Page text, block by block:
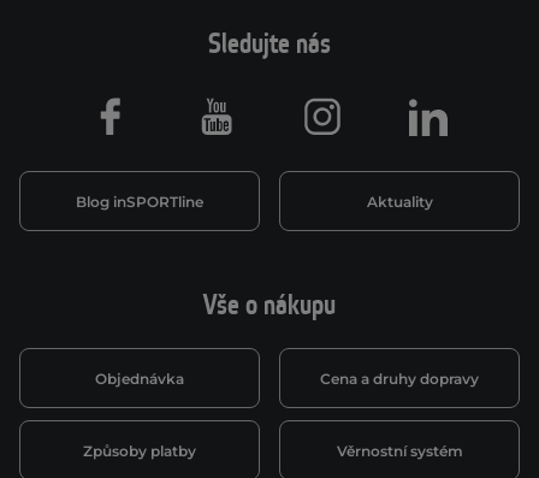
Vše o nákupu
Objednávka Cena a druhy dopravy
Způsoby platby Věrnostní systém
Sledujte nás
Blog inSPORTline Aktuality
Facebook Youtube Instagram LinkedIn